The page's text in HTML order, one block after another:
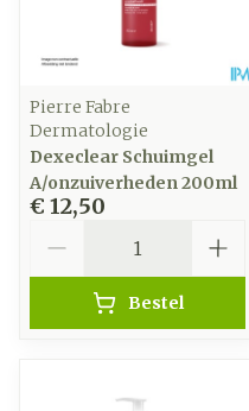
Pierre Fabre
Dermatologie
Dexeclear Schuimgel
A/onzuiverheden 200ml
€ 12,50
Bestel